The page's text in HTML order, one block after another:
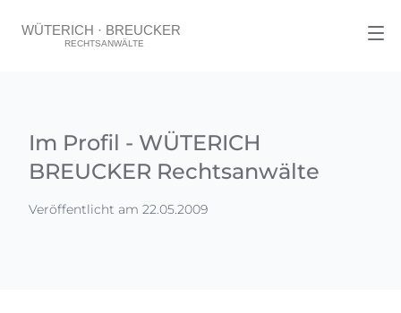
Im Profil - WÜTERICH
BREUCKER Rechtsanwälte
Veröffentlicht am 22.05.2009